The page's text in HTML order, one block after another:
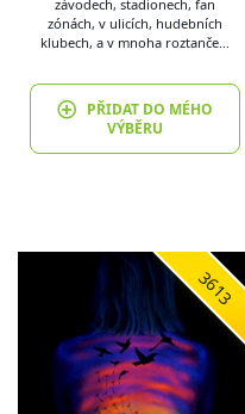
závodech, stadionech, fan
zónách, v ulicích, hudebních
klubech, a v mnoha roztanče…
PŘIDAT DO MÉHO
VÝBĚRU
3613